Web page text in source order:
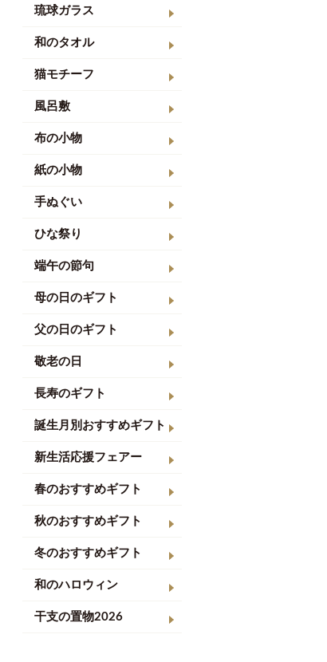
琉球ガラス
和のタオル
猫モチーフ
風呂敷
布の小物
紙の小物
手ぬぐい
ひな祭り
端午の節句
母の日のギフト
父の日のギフト
敬老の日
長寿のギフト
誕生月別おすすめギフト
新生活応援フェアー
春のおすすめギフト
秋のおすすめギフト
冬のおすすめギフト
和のハロウィン
干支の置物2026